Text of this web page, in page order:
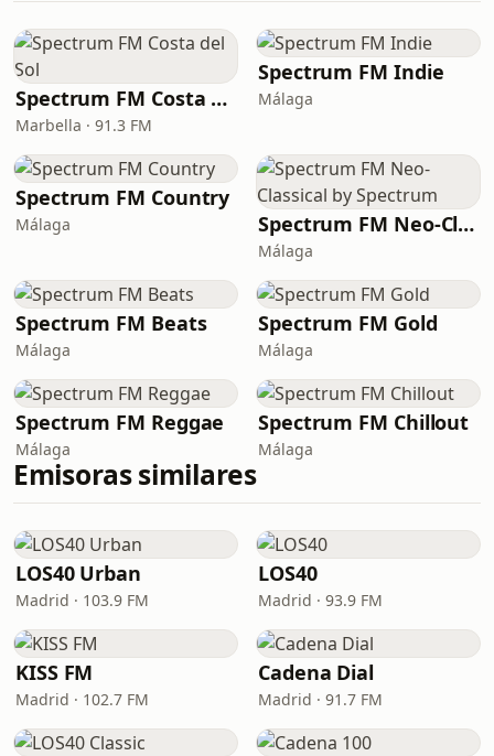
Spectrum FM Costa del Sol
Marbella · 91.3 FM
Spectrum FM Indie
Málaga
Spectrum FM Country
Málaga Spectrum FM Neo-Classical by Spectrum
Málaga
Spectrum FM Beats
Málaga
Spectrum FM Gold
Málaga
Spectrum FM Reggae
Málaga
Spectrum FM Chillout
Málaga
Emisoras similares
LOS40 Urban
Madrid · 103.9 FM
LOS40
Madrid · 93.9 FM
KISS FM
Madrid · 102.7 FM
Cadena Dial
Madrid · 91.7 FM